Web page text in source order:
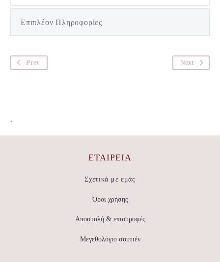
Επιπλέον Πληροφορίες
Prev Next
.
ΕΤΑΙΡΕΊΑ
Σχετικά με εμάς
Όροι χρήσης
Αποστολή & επιστροφές
Μεγεθολόγιο σουτιέν